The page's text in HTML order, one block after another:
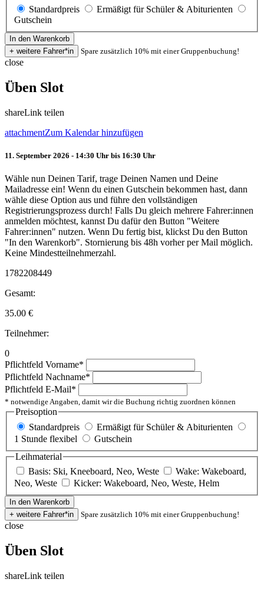
Standardpreis
Ermäßigt für Schüler & Abiturienten
Gutschein
Spare zusätzlich 10% mit einer Gruppenbuchung!
close
Üben Slot
shareLink teilen
attachmentZum Kalendar hinzufügen
11. September 2026 - 14:30 Uhr bis 16:30 Uhr
Wähle nun Deinen Tarif, trage Deinen Namen und Deine
Mailadresse ein! Wenn du einen Gutschein bekommen hast, dann
wähle diese Option aus und führe den vollständigen
Registrierungsprozess durch! Falls Du gleich mehrere Fahrer:innen
anmelden möchtest, kannst Du dafür den Button "Weitere
Fahrer:innen" nutzen. Wenn Du fertig bist, klickst Du den Button
"In den Warenkorb". Stornierung bis 48h vorher per Mail möglich.
Keine Mindestteilnehmerzahl.
1782208449
Gesamt:
35.00 €
Teilnehmer:
0
Pflichtfeld Vorname*
Pflichtfeld Nachname*
Pflichtfeld E-Mail*
* notwendige Angaben, damit wir die Buchung richtig zuordnen können
Preisoption
Standardpreis
Ermäßigt für Schüler & Abiturienten
1 Stunde flexibel
Gutschein
Leihmaterial
Basis: Ski, Kneeboard, Neo, Weste
Wake: Wakeboard,
Neo, Weste
Kicker: Wakeboard, Neo, Weste, Helm
Spare zusätzlich 10% mit einer Gruppenbuchung!
close
Üben Slot
shareLink teilen